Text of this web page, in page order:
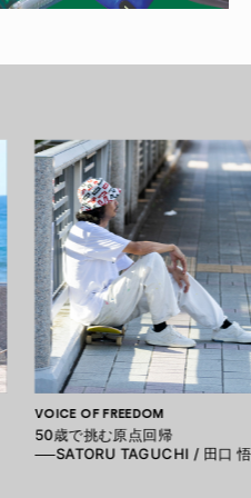
VOICE OF FREEDOM
50歳で挑む原点回帰
──SATORU TAGUCHI / 田口 悟